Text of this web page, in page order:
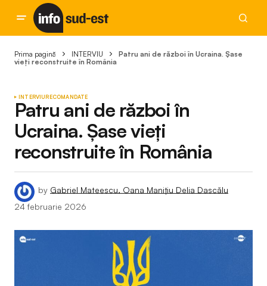
Prima pagină INTERVIU
Patru ani de război în Ucraina. Șase
vieți reconstruite în România
INTERVIURECOMANDATE
Patru ani de război în
Ucraina. Șase vieți
reconstruite în România
by Gabriel Mateescu, Oana Manițiu Delia Dascălu
24 februarie 2026